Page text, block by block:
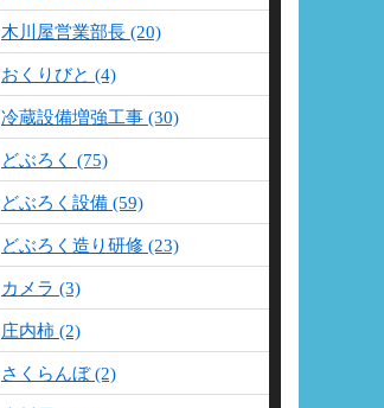
木川屋営業部長 (20)
おくりびと (4)
冷蔵設備増強工事 (30)
どぶろく (75)
どぶろく設備 (59)
どぶろく造り研修 (23)
カメラ (3)
庄内柿 (2)
さくらんぼ (2)